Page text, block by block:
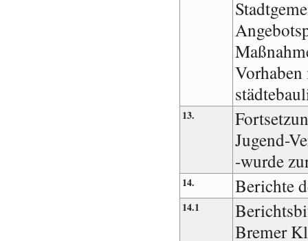
13.
Jugend-
-wurde
14. Berichte
14.1
Bremer